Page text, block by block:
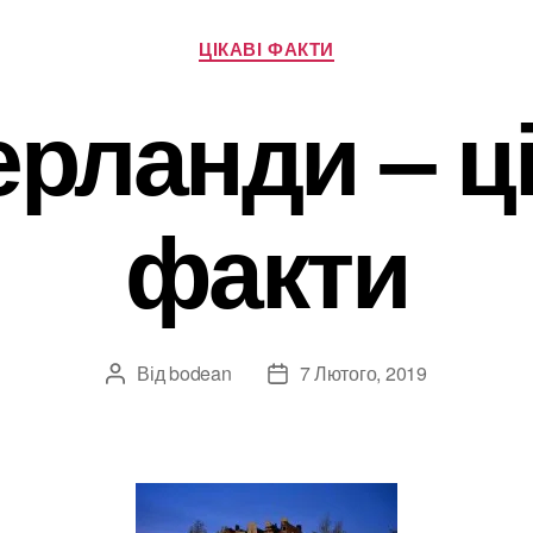
Категорії
ЦІКАВІ ФАКТИ
–
факти
Автор
Від bodean
Дата7 Лютого, 2019